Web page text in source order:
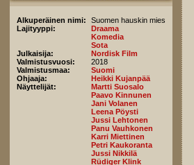
Alkuperäinen nimi:
Suomen hauskin mies
Lajityyppi:
Draama
Komedia
Sota
Julkaisija:
Nordisk Film
Valmistusvuosi:
2018
Valmistusmaa:
Suomi
Ohjaaja:
Heikki Kujanpää
Näyttelijät:
Martti Suosalo
Paavo Kinnunen
Jani Volanen
Leena Pöysti
Jussi Lehtonen
Panu Vauhkonen
Karri Miettinen
Petri Kaukoranta
Jussi Nikkilä
Rüdiger Klink